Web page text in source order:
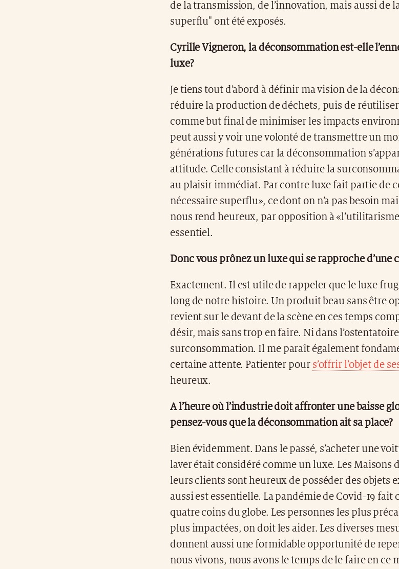
de la transmission, de l’innovation, mais aussi de
superflu" ont été exposés.
Cyrille Vigneron, la déconsommation est-elle
luxe?
Je tiens tout d’abord à définir ma vision de la
réduire la production de déchets, puis de
comme but final de minimiser les impacts
peut aussi y voir une volonté de transmettre un
générations futures car la déconsommation
attitude. Celle consistant à réduire la
au plaisir immédiat. Par contre luxe fait partie de
nécessaire superflu», ce dont on n’a pas besoin
nous rend heureux, par opposition à
essentiel.
Donc vous prônez un luxe qui se rapproche d’une
Exactement. Il est utile de rappeler que le luxe
long de notre histoire. Un produit beau sans être
revient sur le devant de la scène en ces temps
désir, mais sans trop en faire. Ni dans
surconsommation. Il me paraît également
certaine attente. Patienter pour s’offrir l’objet de
heureux.
A l’heure où l’industrie doit affronter une baisse
pensez-vous que la déconsommation ait sa place?
Bien évidemment. Dans le passé, s’acheter une
laver était considéré comme un luxe. Les Maisons
leurs clients sont heureux de posséder des objets
aussi est essentielle. La pandémie de Covid-19 fait
quatre coins du globe. Les personnes les plus
plus impactées, on doit les aider. Les diverses
donnent aussi une formidable opportunité de
nous vivons, nous avons le temps de le faire en ce